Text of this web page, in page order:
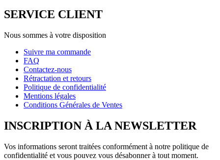
SERVICE CLIENT
Nous sommes à votre disposition
Suivre ma commande
FAQ
Contactez-nous
Rétractation et retours
Politique de confidentialité
Mentions légales
Conditions Générales de Ventes
INSCRIPTION À LA NEWSLETTER
Vos informations seront traitées conformément à notre politique de
confidentialité et vous pouvez vous désabonner à tout moment.